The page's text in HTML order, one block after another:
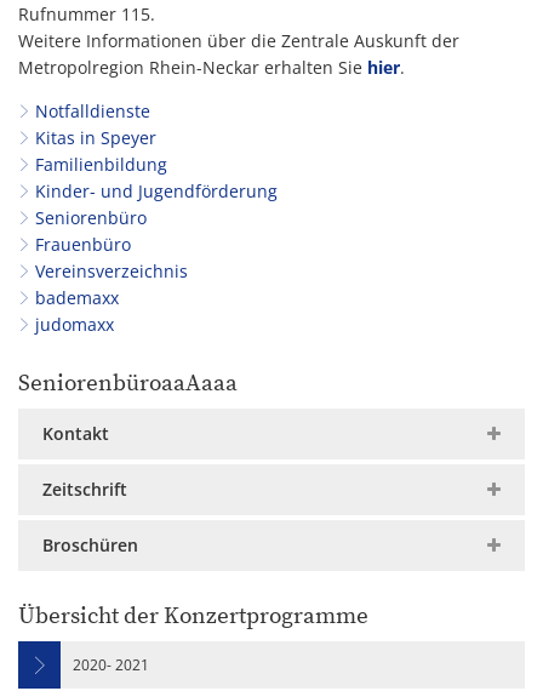
Rufnummer 115.
Weitere Informationen über die Zentrale Auskunft der
Metropolregion Rhein-Neckar erhalten Sie hier.
Notfalldienste
Kitas in Speyer
Familienbildung
Kinder- und Jugendförderung
Seniorenbüro
Frauenbüro
Vereinsverzeichnis
bademaxx
judomaxx
SeniorenbüroaaAaaa
Kontakt
Zeitschrift
Broschüren
Übersicht der Konzertprogramme
2020- 2021